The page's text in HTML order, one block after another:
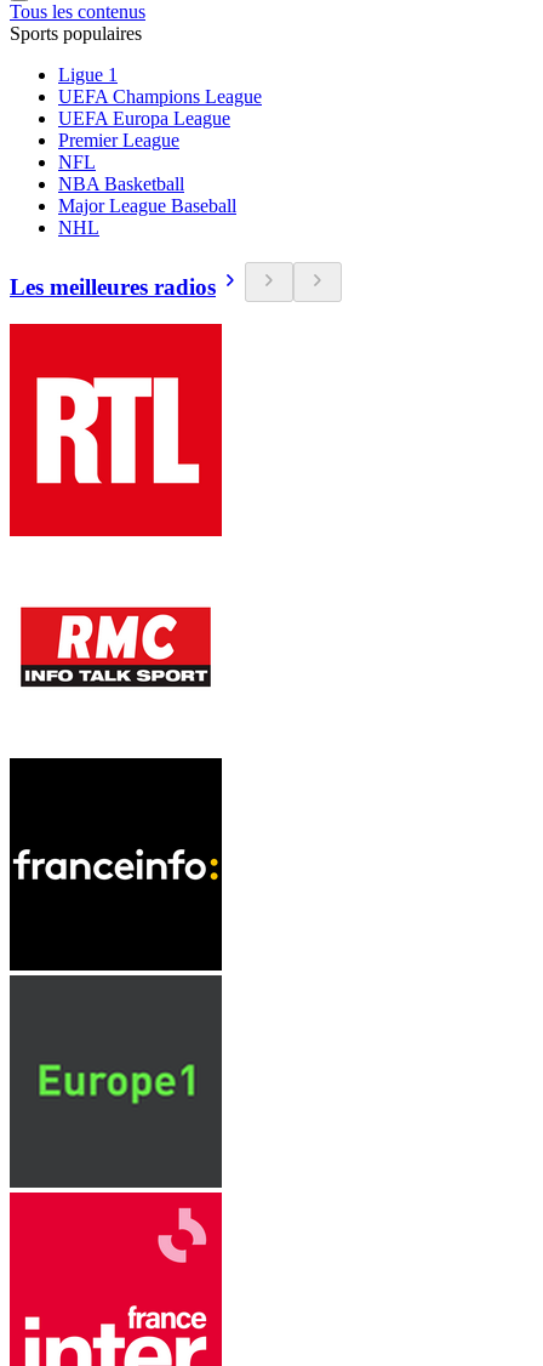
Tous les contenus
Sports populaires
Ligue 1
UEFA Champions League
UEFA Europa League
Premier League
NFL
NBA Basketball
Major League Baseball
NHL
Les meilleures radios